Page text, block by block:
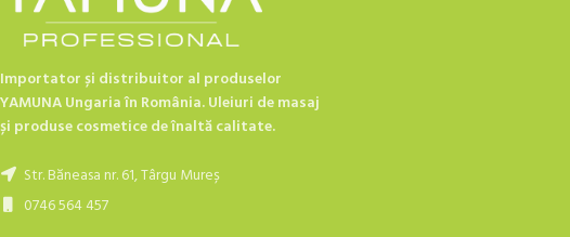
Importator și distribuitor al produselor
YAMUNA Ungaria în România. Uleiuri de masaj
și produse cosmetice de înaltă calitate.
Str. Băneasa nr. 61, Târgu Mureș
0746 564 457